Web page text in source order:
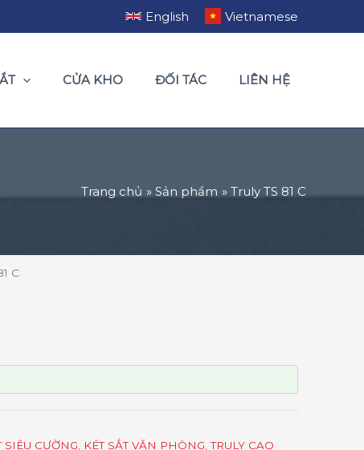
English Vietnamese
CỬA KHO ĐỐI TÁC LIÊN HỆ
Trang chủ Sản phẩm Truly TS 81 C
C
SIÊU CƯỜNG KÉT SẮT VĂN PHÒNG ,TRULY CAO